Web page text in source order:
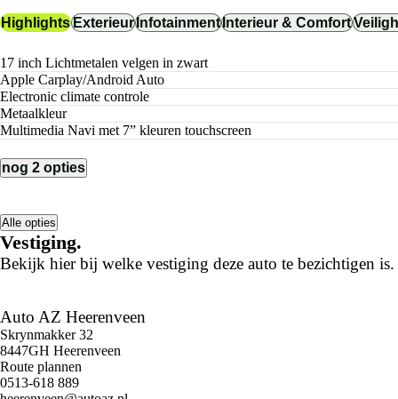
HighlightsExterieurInfotainmentInterieur & Comfort
17 inch Lichtmetalen velgen in zwart
Apple Carplay/Android Auto
electronic climate controle
metaalkleur
Multimedia Navi met 7” kleuren touchscreen
nog 2 opties
Alle opties
Vestiging.
Bekijk hier bij welke vestiging deze auto te bezichtigen is.
Auto AZ Heerenveen
Skrynmakker 32
8447GH Heerenveen
Route plannen
0513-618 889